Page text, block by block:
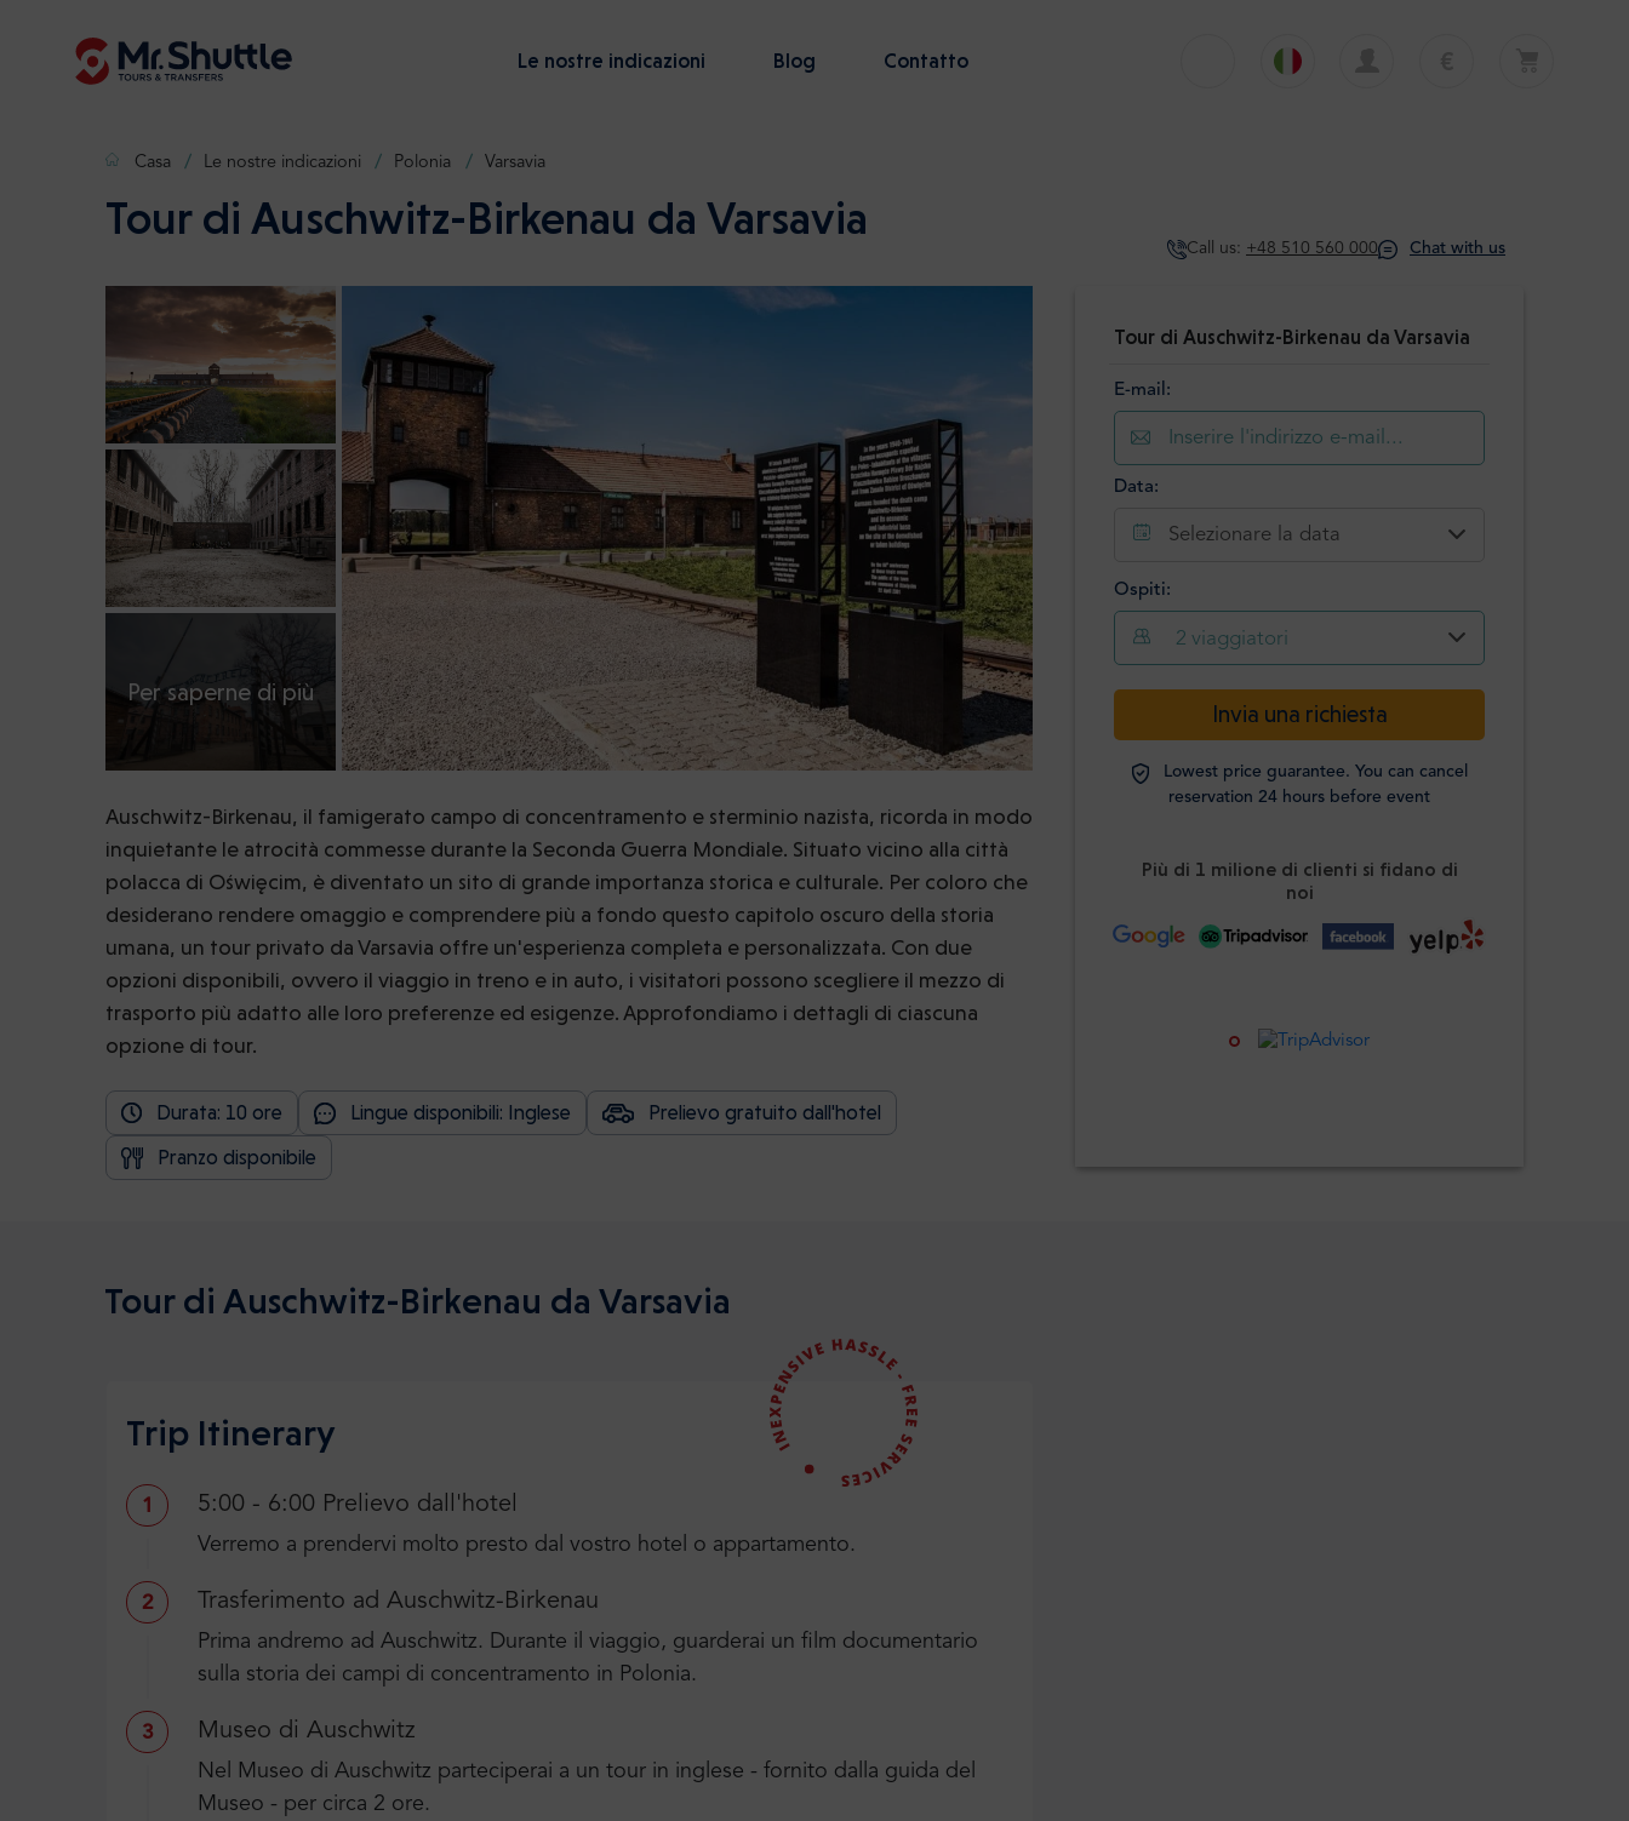
Le nostre indicazioni Blog Contatto
Deutsch
Español
Casa Le nostre indicazioni Polonia Varsavia
Tour di Auschwitz-Birkenau da Varsavia
Call us: +48 510 560 000 Chat with us
Per saperne di più
Auschwitz-Birkenau, il famigerato campo di concentramento e sterminio nazista, ricorda in modo
inquietante le atrocità commesse durante la Seconda Guerra Mondiale. Situato vicino alla città
polacca di Oświęcim, è diventato un sito di grande importanza storica e culturale. Per coloro che
desiderano rendere omaggio e comprendere più a fondo questo capitolo oscuro della storia
umana, un tour privato da Varsavia offre un'esperienza completa e personalizzata. Con due
opzioni disponibili, ovvero il viaggio in treno e in auto, i visitatori possono scegliere il mezzo di
trasporto più adatto alle loro preferenze ed esigenze. Approfondiamo i dettagli di ciascuna
opzione di tour.
Durata: 10 ore Lingue disponibili: Inglese
Prelievo gratuito dall'hotel
Pranzo disponibile
Tour di Auschwitz-Birkenau da Varsavia
E-mail:
Data:
Selezionare la data
Ospiti:
2 viaggiatori
Passeggeri -
Studenti -
I bambini - +
Invia una richiesta
Lowest price guarantee. You can cancel
reservation 24 hours before event
Più di 1 milione di clienti si fidano di
noi
Tour di Auschwitz-Birkenau da Varsavia
Trip Itinerary
1 5:00 - 6:00 Prelievo dall'hotel
Verremo a prendervi molto presto dal vostro hotel o appartamento.
2 Trasferimento ad Auschwitz-Birkenau
Prima andremo ad Auschwitz. Durante il viaggio, guarderai un film documentario
sulla storia dei campi di concentramento in Polonia.
3 Museo di Auschwitz
Nel Museo di Auschwitz parteciperai a un tour in inglese - fornito dalla guida del
Museo - per circa 2 ore.